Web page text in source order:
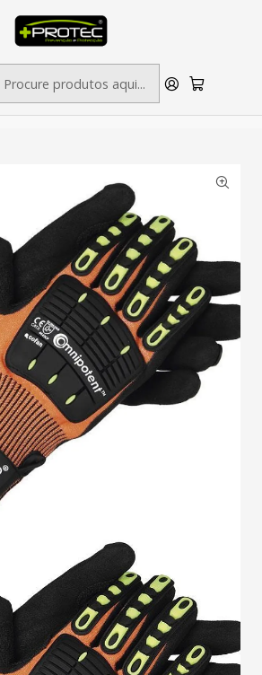
ESTAMPADOS/BORDADOS // SINALÉTICA:
CONSULTA
Luvas de Proteção
Resistentes a Cortes, Modelo